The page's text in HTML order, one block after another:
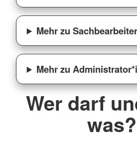
Mehr zu
Mehr zu
Wer darf
was?